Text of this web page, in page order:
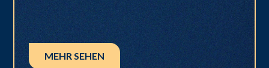
MEHR SEHEN